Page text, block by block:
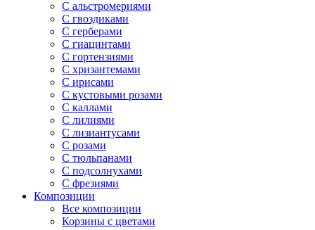
С альстромериями
С гвоздиками
С герберами
С гиацинтами
С гортензиями
С хризантемами
С ирисами
С кустовыми розами
С каллами
С лилиями
С лизиантусами
С розами
С тюльпанами
С подсолнухами
С фрезиями
Композиции
Все композиции
Корзины с цветами